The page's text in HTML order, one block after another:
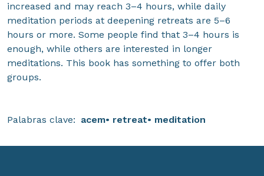
increased and may reach 3–4 hours, while daily
meditation periods at deepening retreats are 5–6
hours or more. Some people find that 3–4 hours is
enough, while others are interested in longer
meditations. This book has something to offer both
groups.
Palabras clave: acem retreat meditation